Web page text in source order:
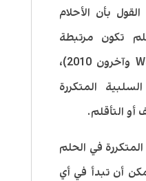
بأن الأحلام
تكون مرتبطة
وآخرون 2010) ،
المتكررة
التأقلم.
في الحلم
أن تبدأ في أي